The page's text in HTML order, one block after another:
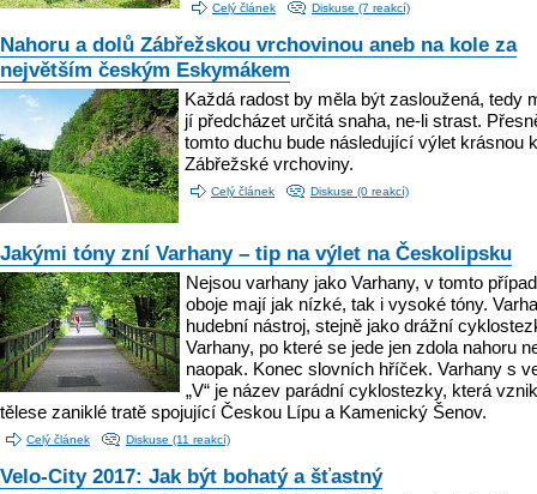
Celý článek Diskuse (7 reakcí)
Nahoru a dolů Zábřežskou vrchovinou aneb na kole za
největším českým Eskymákem
Každá radost by měla být zasloužená, tedy
jí předcházet určitá snaha, ne-li strast.
tomto duchu bude následující výlet krásnou
Zábřežské vrchoviny.
Celý článek Diskuse (0 reakcí)
Jakými tóny zní Varhany – tip na výlet na Českolipsku
Nejsou varhany jako Varhany, v tomto
oboje mají jak nízké, tak i vysoké tóny.
hudební nástroj, stejně jako drážní
Varhany, po které se jede jen zdola nahoru
naopak. Konec slovních hříček. Varhany s
„V“ je název parádní cyklostezky, která
tělese zaniklé tratě spojující Českou Lípu a Kamenický Šenov.
Celý článek Diskuse (11 reakcí)
Velo-City 2017: Jak být bohatý a šťastný